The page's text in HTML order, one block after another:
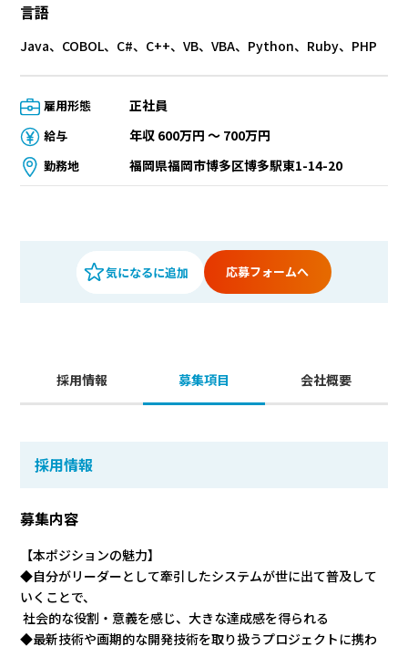
言語
Java、COBOL、C#、C++、VB、VBA、Python、Ruby、PHP
雇用形態 正社員
給与 年収 600万円 〜 700万円
勤務地 福岡県福岡市博多区博多駅東1-14-20
応募フォームへ
採用情報 募集項目 会社概要
採用情報
募集内容
【本ポジションの魅力】
◆自分がリーダーとして牽引したシステムが世に出て普及して
いくことで、
社会的な役割・意義を感じ、大きな達成感を得られる
◆最新技術や画期的な開発技術を取り扱うプロジェクトに携わ